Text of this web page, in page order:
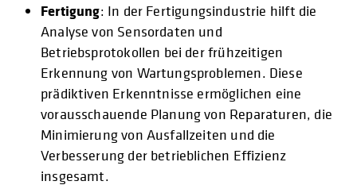
Fertigung: In der Fertigungsindustrie hilft die
Analyse von Sensordaten und
Betriebsprotokollen bei der frühzeitigen
Erkennung von Wartungsproblemen. Diese
prädiktiven Erkenntnisse ermöglichen eine
vorausschauende Planung von Reparaturen, die
Minimierung von Ausfallzeiten und die
Verbesserung der betrieblichen Effizienz
insgesamt.